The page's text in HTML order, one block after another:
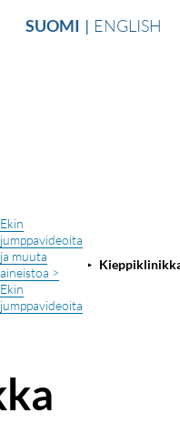
SUOMI ENGLISH
Ekin
jumppavideoita
ja muuta
aineistoa >
Ekin
jumppavideoita